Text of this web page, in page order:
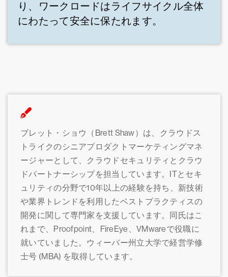
り、ワークロードはライフサイクル全体
にわたって安全に保たれます。
ブレット・ショウ（Brett Shaw）は、クラウドス
トライクのシニアプロダクトマーケティングマネ
ージャーとして、クラウドセキュリティとクラウ
ドパートナーシップを担当しています。ITとセキ
ュリティの分野で10年以上の経験を持ち、新技術
や業界トレンドを利用したベストプラクティスの
開発に関して専門家を支援しています。同氏はこ
れまで、Proofpoint、FireEye、VMwareで役職に
就いていました。ウィーバー州立大学で経営学修
士号 (MBA) を取得しています。